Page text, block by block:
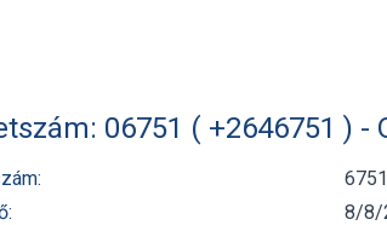
06751 ( +2646751 ) -
6751
8/8/